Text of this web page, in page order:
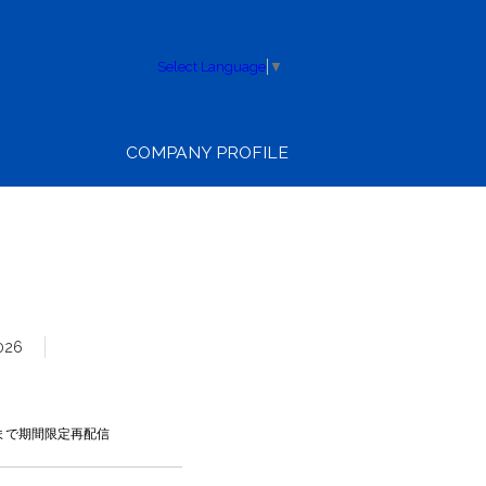
Select Language ▼
COMPANY PROFILE
で期間限定再配信